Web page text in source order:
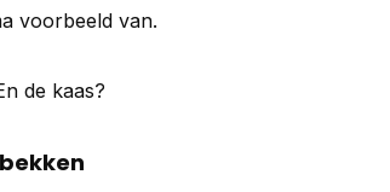
voorbeeld van.
de kaas?